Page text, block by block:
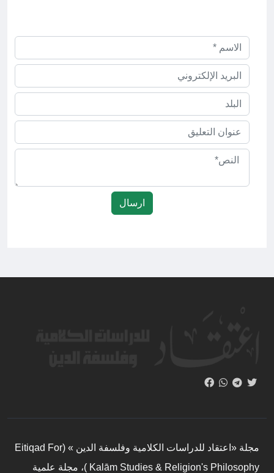
مجلة «اعتقاد للدراسات الكلامية وفلسفة الدين » (Eitiqad For
Kalām Studies & Religion's Philosophy )، مجلة علمية